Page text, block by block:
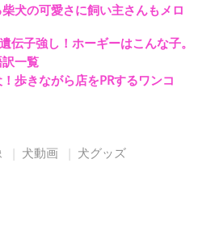
犬の可愛さに飼い主さんもメロ
伝子強し！ホーギーはこんな子。
一覧
歩きながら店をPRするワンコ
犬動画 犬グッズ